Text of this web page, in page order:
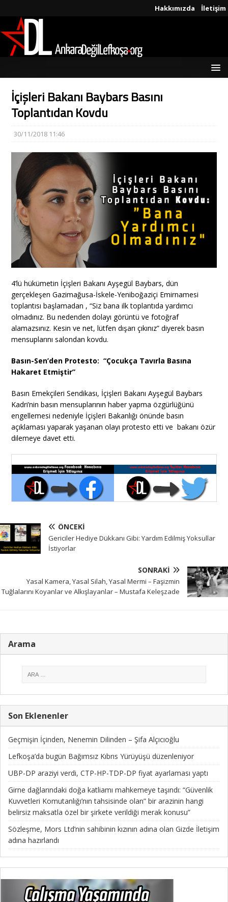
Hakkımızda İletişim
İçişleri Bakanı Baybars Basını
Toplantıdan Kovdu
30/11/2018 11:46
4’lü hükümetin İçişleri Bakanı Ayşegül Baybars, dün
gerçekleşen Gazimağusa-İskele-Yeniboğaziçi Emirnamesi
toplantısı başlamadan , “Siz bana ilk toplantıda yardımcı
olmadınız. Bu nedenden dolayı görüntü ve fotoğraf
alamazsınız. Kesin ve net, lütfen dışarı çıkınız” diyerek basın
mensuplarını salondan kovdu.
Basın-Sen’den Protesto: “Çocukça Tavırla Basına
Hakaret Etmiştir”
Basın Emekçileri Sendikası, İçişleri Bakanı Ayşegül Baybars
Kadri’nin basın mensuplarının haber yapma özgürlüğünü
engellemesi nedeniyle İçişleri Bakanlığı önünde basın
açıklaması yaparak yaşanan olayı protesto etti ve bakanı özür
dilemeye davet etti.
ÖNCEKI
Gericiler Hediye Dükkanı Gibi: Yardım Edilmiş Yoksullar
İstiyorlar
SONRAKI
Yasal Kamera, Yasal Silah, Yasal Mermi – Faşizmin
Tuğlalarını Koyanlar ve Alkışlayanlar – Mustafa Keleşzade
Arama
Son Eklenenler
Geçmişin İçinden, Nenemin Dilinden – Şifa Alçıcıoğlu
Lefkoşa’da bugün Bağımsız Kıbrıs Yürüyüşü düzenleniyor
UBP-DP araziyi verdi, CTP-HP-TDP-DP fiyat ayarlaması yaptı
Girne dağlarındaki doğa katliamı mahkemeye taşındı: “Güvenlik
Kuvvetleri Komutanlığı’nın tahsisinde olan” bir arazinin hangi
belirsiz maksatla özel bir şirkete verildiği merak konusu”
Sözleşme, Mors Ltd’nin sahibinin kızının adına olan Gizde İletişim
adına hazırlandı